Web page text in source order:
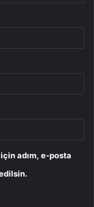
adım, e-posta